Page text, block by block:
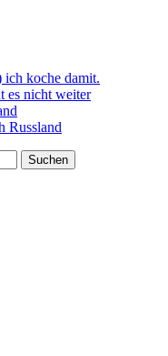
ich koche damit.
es nicht weiter
Russland